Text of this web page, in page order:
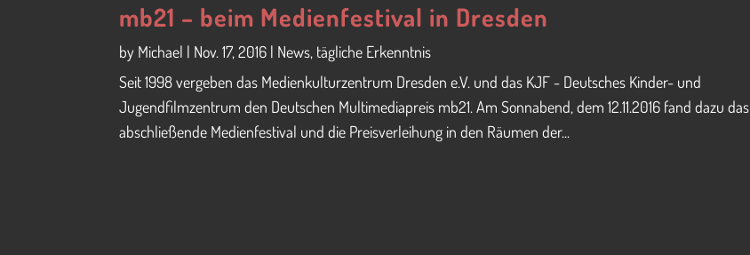
mb21 – beim Medienfestival in Dresden
by Michael | Nov. 17, 2016 | News, tägliche Erkenntnis
Seit 1998 vergeben das Medienkulturzentrum Dresden e.V. und das KJF - Deutsches Kinder- und
Jugendfilmzentrum den Deutschen Multimediapreis mb21. Am Sonnabend, dem 12.11.2016 fand dazu das
abschließende Medienfestival und die Preisverleihung in den Räumen der...